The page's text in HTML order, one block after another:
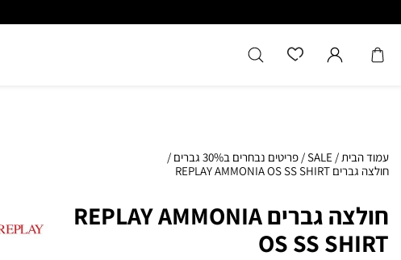
עמוד הבית/
SALE
/ פריטים נבחרים ב30% גברים
/
חולצה גברים REPLAY AMMONIA OS SS SHIRT
חולצה גברים REPLAY AMMONIA
OS SS SHIRT